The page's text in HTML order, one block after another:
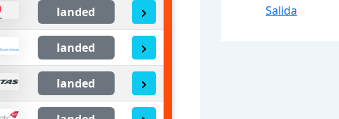
landed
landed
landed
Salida